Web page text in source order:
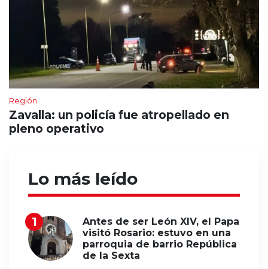
Región
Zavalla: un policía fue atropellado en
pleno operativo
Lo más leído
Antes de ser León XIV, el Papa
visitó Rosario: estuvo en una
parroquia de barrio República
de la Sexta